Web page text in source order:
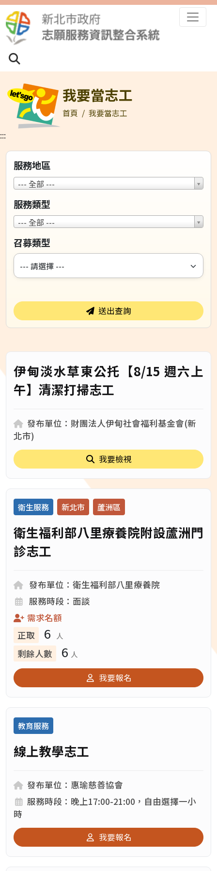
跳到主要內容區塊
我要當志工
首頁
我要當志工
:::
服務地區
--- 全部 ---
服
地
區
服務類型
--- 全部 ---
服
類
型
召募類型
送出查詢
伊甸淡水草東公托【8/15 週六上
午】清潔打掃志工
發布單位：財團法人伊甸社會福利基金會(新
北市)
我要檢視
類別：
衛生服務
服務地區： 新北市
服務地區： 蘆洲區
衛生福利部八里療養院附設蘆洲門
診志工
發布單位：
發布單位：衛生福利部八里療養院
服務時段：
服務時段：面談
需求名額
正取
6 人
剩餘人數 6 人
我要報名
教育服務
線上教學志工
發布單位：
發布單位：惠瑜慈善協會
服務時段：
服務時段：晚上17:00-21:00，自由選擇一小
時
我要報名